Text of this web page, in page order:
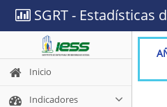
SGRT - Estadísticas
Inicio
Indicadores